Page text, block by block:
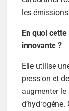
les émissions
En quoi
innovante ?
Elle utilise
pression et
augmenter le